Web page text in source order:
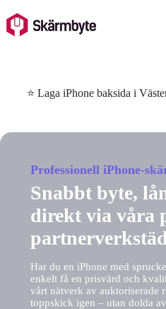
to
content
⭐ Laga iPhone baksida i
Professionell iPhone-
Snabbt byte,
direkt via våra
Har du en iPhone med
enkelt få en prisvärd och
vårt nätverk av auktoriserade
toppskick igen – utan dolda